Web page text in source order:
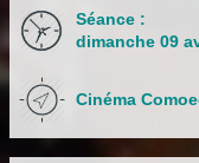
Séance :
dimanche 09
Cinéma